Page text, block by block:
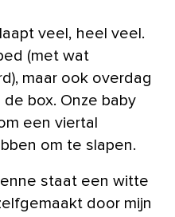
(met wat
maar ook overdag
box. Onze baby
een viertal
om te slapen.
staat een witte
door mijn